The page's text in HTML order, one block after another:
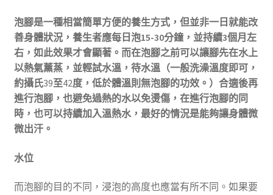
泡腳是一種相當簡單方便的養生方式，但並非一日就能改
善身體狀況，養生者應每日泡15-30分鐘，並持續3個月左
右，如此效果才會顯著。而在泡腳之前可以讓腳先在水上
以熱氣薰蒸，並輕試水溫，待水溫（一般洗澡溫度即可，
約攝氏39至42度，低於體溫則無泡腳的功效。）合適後再
進行泡腳，也避免過熱的水以免燙傷，在進行泡腳的同
時，也可以持續加入溫熱水，最好的情況是能夠讓身體微
微出汗。
水位
而泡腳的目的不同，浸泡的高度也應當有所不同。如果要